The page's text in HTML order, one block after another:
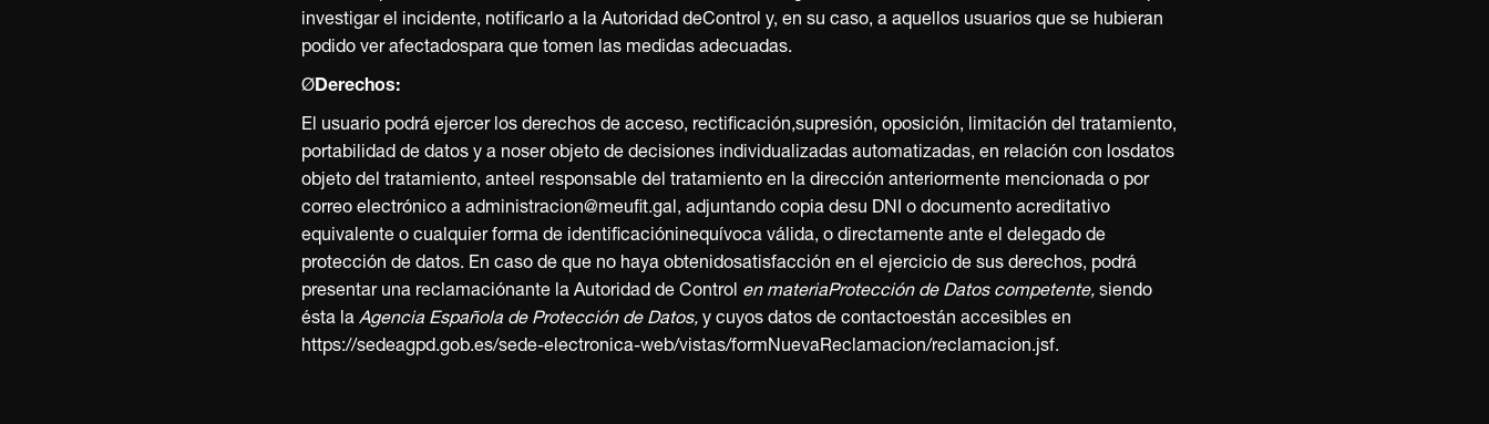
investigar el incidente, notificarlo a la Autoridad deControl y, en su caso, a aquellos usuarios que se hubieran
podido ver afectadospara que tomen las medidas adecuadas.
ØDerechos:
El usuario podrá ejercer los derechos de acceso, rectificación,supresión, oposición, limitación del tratamiento,
portabilidad de datos y a noser objeto de decisiones individualizadas automatizadas, en relación con losdatos
objeto del tratamiento, anteel responsable del tratamiento en la dirección anteriormente mencionada o por
correo electrónico a administracion@meufit.gal, adjuntando copia desu DNI o documento acreditativo
equivalente o cualquier forma de identificacióninequívoca válida, o directamente ante el delegado de
protección de datos. En caso de que no haya obtenidosatisfacción en el ejercicio de sus derechos, podrá
presentar una reclamaciónante la Autoridad de Control en materiaProtección de Datos competente, siendo
ésta la Agencia Española de Protección de Datos, y cuyos datos de contactoestán accesibles en
https://sedeagpd.gob.es/sede-electronica-web/vistas/formNuevaReclamacion/reclamacion.jsf.